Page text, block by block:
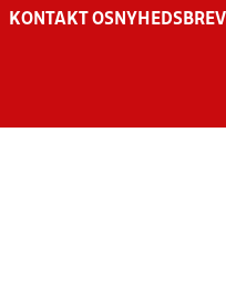
KONTAKT OS NYHEDSBREV